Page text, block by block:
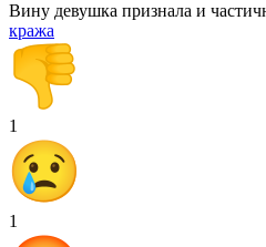
Вину девушка признала и
кража
1
1